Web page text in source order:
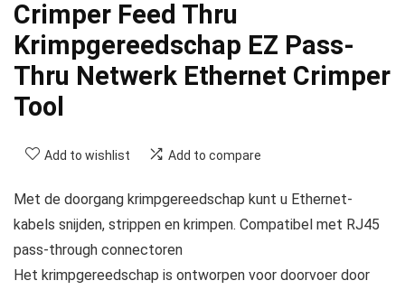
Crimper Feed Thru
Krimpgereedschap EZ Pass-
Thru Netwerk Ethernet Crimper
Tool
Add to wishlist Add to compare
Met de doorgang krimpgereedschap kunt u Ethernet-
kabels snijden, strippen en krimpen. Compatibel met RJ45
pass-through connectoren
Het krimpgereedschap is ontworpen voor doorvoer door